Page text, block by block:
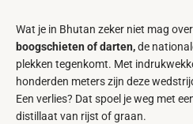
Wat je in Bhutan zeker niet mag
boogschieten of darten,de
plekken tegenkomt. Met
honderden meters zijn deze
Een verlies? Dat spoel je weg met
distillaat van rijst of graan.